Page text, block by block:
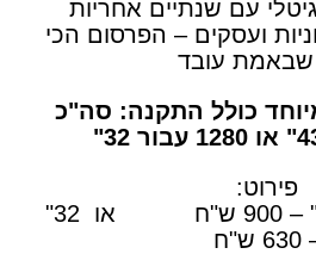
עם שנתיים אחריות
ועסקים – הפרסום הכי
שבאמת עובד
כולל התקנה: סה"כ
פירוט:
טלויזיה חכמה 43" – 900 ש"ח או 32"
ש"ח